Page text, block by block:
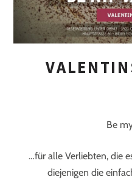
Be
…für alle Verliebten, die
diejenigen die